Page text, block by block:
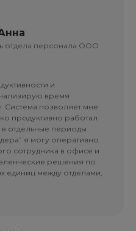
отдела персонала ООО
и
время
Система позволяет мне
продуктивно работал
в отдельные периоды
я могу оперативно
сотрудника в офисе и
решения по
единиц между отделами,